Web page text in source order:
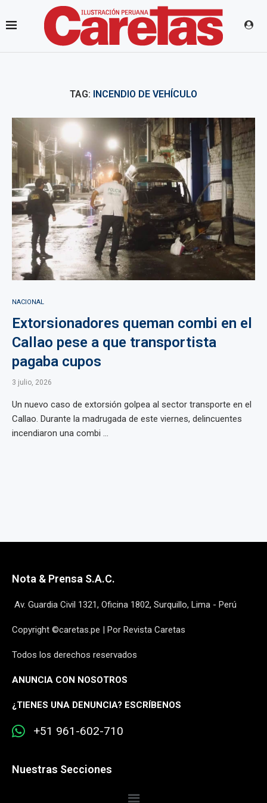
TAG: INCENDIO DE VEHÍCULO
NACIONAL
Extorsionadores queman combi en el
Callao pese a que transportista
pagaba cupos
3 julio, 2026
Un nuevo caso de extorsión golpea al sector transporte en el
Callao. Durante la madrugada de este viernes, delincuentes
incendiaron una combi ...
Nota & Prensa S.A.C.
Av. Guardia Civil 1321, Oficina 1802, Surquillo, Lima - Perú
Copyright ©caretas.pe | Por Revista Caretas
Todos los derechos reservados
ANUNCIA CON NOSOTROS
¿TIENES UNA DENUNCIA? ESCRÍBENOS
+51 961-602-710
Nuestras Secciones